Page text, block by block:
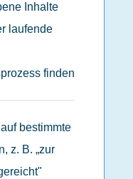
Inhalte
laufende
finden
bestimmte
z. B. „zur